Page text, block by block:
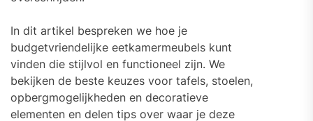
In dit artikel bespreken we hoe je
budgetvriendelijke eetkamermeubels kunt
vinden die stijlvol en functioneel zijn. We
bekijken de beste keuzes voor tafels, stoelen,
opbergmogelijkheden en decoratieve
elementen en delen tips over waar je deze